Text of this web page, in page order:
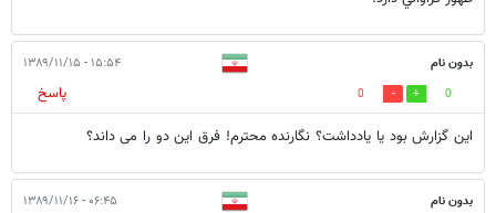
بدون نام ۱۵:۵۴ - ۱۳۸۹/۱۱/۱۵
0
0
پاسخ
این گزارش بود یا یادداشت؟ نگارنده محترم! فرق این دو را می داند؟
بدون نام ۰۶:۴۵ - ۱۳۸۹/۱۱/۱۶